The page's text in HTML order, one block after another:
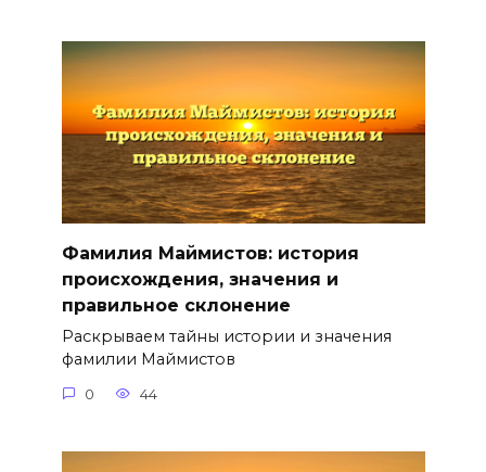
Фамилия Маймистов: история
происхождения, значения и
правильное склонение
Раскрываем тайны истории и значения
фамилии Маймистов
0 44